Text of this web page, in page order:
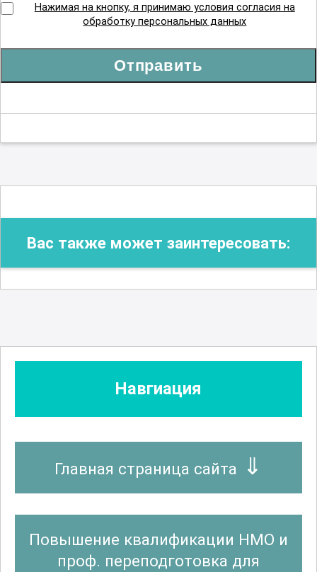
Нажимая на кнопку, я принимаю условия согласия на
обработку персональных данных
Отправить
Вас также может заинтересовать:
Навгиация
Главная страница сайта
Повышение квалификации НМО и
проф. переподготовка для